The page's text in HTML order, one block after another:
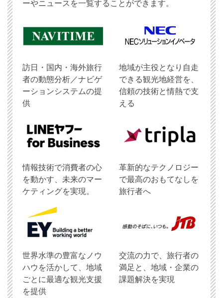
ーやニュースを一覧することができます。
訪日・国内・海外旅行
者の動態分析／ナビゲ
ーションシステムの提
供
地域が主役となり自走
できる観光地経営を、
信頼の技術と情熱で支
える
情報技術で消費者の心
を動かす、未来のマー
ケティングを実現。
革新的なテクノロジー
で最高のおもてなしを
旅行者へ
世界水準の豊富なノウ
ハウを活かして、地域
ごとに最適な観光支援
を提供
交流の力で、旅行者の
満足と、地域・企業の
課題解決を実現